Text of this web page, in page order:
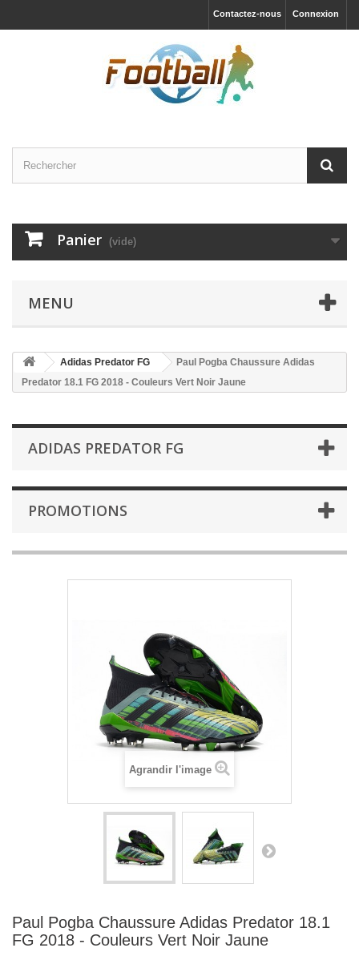
Connexion
Contactez-nous
Panier (vide)
MENU
Adidas Predator FG
Paul Pogba Chaussure Adidas
Predator 18.1 FG 2018 - Couleurs Vert Noir Jaune
ADIDAS PREDATOR FG
PROMOTIONS
Agrandir l'image
Paul Pogba Chaussure Adidas Predator 18.1
FG 2018 - Couleurs Vert Noir Jaune